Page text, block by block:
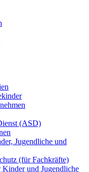
(ASD)
Jugendliche und
(für Fachkräfte)
und Jugendliche